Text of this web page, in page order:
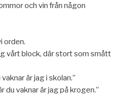
och vin från någon
orden.
vårt block, där stort som smått
är jag i skolan.”
du vaknar är jag på krogen.”